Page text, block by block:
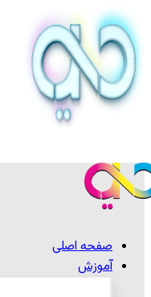
صفحه اصلی
آموزش